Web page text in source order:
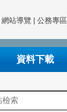
網站導覽 | 公務專區
資料下載